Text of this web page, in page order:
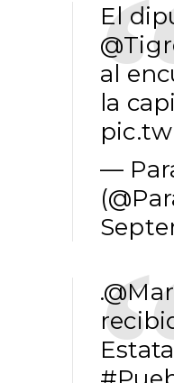
El
al
la
—
.